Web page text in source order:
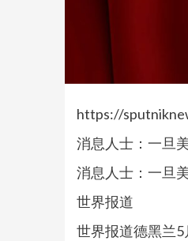
https://
消息人士：一旦
消息人士：一旦
世界报道
世界报道德黑兰